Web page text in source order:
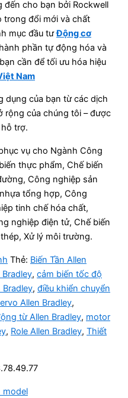
đến cho bạn bởi Rockwell
trong đổi mới và chất
mục đầu tưĐộng cơ
phần tự động hóa và
cần để tối ưu hóa hiệu
Nam
dụng của bạn từ các dịch
rộng của chúng tôi – được
trợ.
vụ cho Ngành Công
thực phẩm, Chế biến
Công nghiệp sản
tổng hợp, Công
tinh chế hóa chất,
nghiệp điện tử, Chế biến
Xử lý môi trường.
Thẻ: Biến Tần Allen
, cảm biến tốc độ
, điều khiển chuyển
Allen Bradley,
từ Allen Bradley, motor
, Role Allen Bradley, Thiết
model